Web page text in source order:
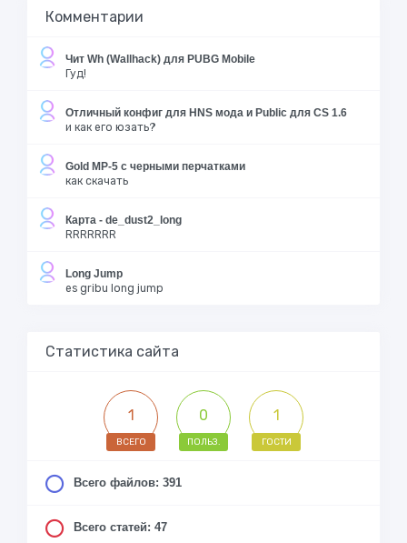
Комментарии
Чит Wh (Wallhack) для PUBG Mobile
Гуд!
Отличный конфиг для HNS мода и Public для CS 1.6
и как его юзать?
Gold MP-5 с черными перчатками
как скачать
Карта - de_dust2_long
RRRRRRR
Long Jump
es gribu long jump
Статистика сайта
1
ВСЕГО
0
ПОЛЬЗ.
1
ГОСТИ
Всего файлов: 391
Всего статей: 47